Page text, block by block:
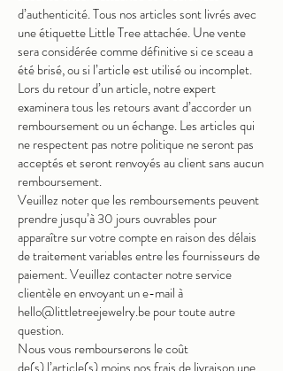
d’authenticité. Tous nos articles sont livrés avec
une étiquette Little Tree attachée. Une vente
sera considérée comme définitive si ce sceau a
été brisé, ou si l’article est utilisé ou incomplet.
Lors du retour d’un article, notre expert
examinera tous les retours avant d’accorder un
remboursement ou un échange. Les articles qui
ne respectent pas notre politique ne seront pas
acceptés et seront renvoyés au client sans aucun
remboursement.
Veuillez noter que les remboursements peuvent
prendre jusqu’à 30 jours ouvrables pour
apparaître sur votre compte en raison des délais
de traitement variables entre les fournisseurs de
paiement. Veuillez contacter notre service
clientèle en envoyant un e-mailà
hello@littletreejewelry.bepour toute autre
question.
Nous vous rembourserons le coût